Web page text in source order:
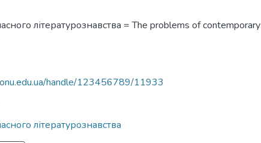
літературознавства = The problems of contemporary
handle/123456789/11933
літературознавства